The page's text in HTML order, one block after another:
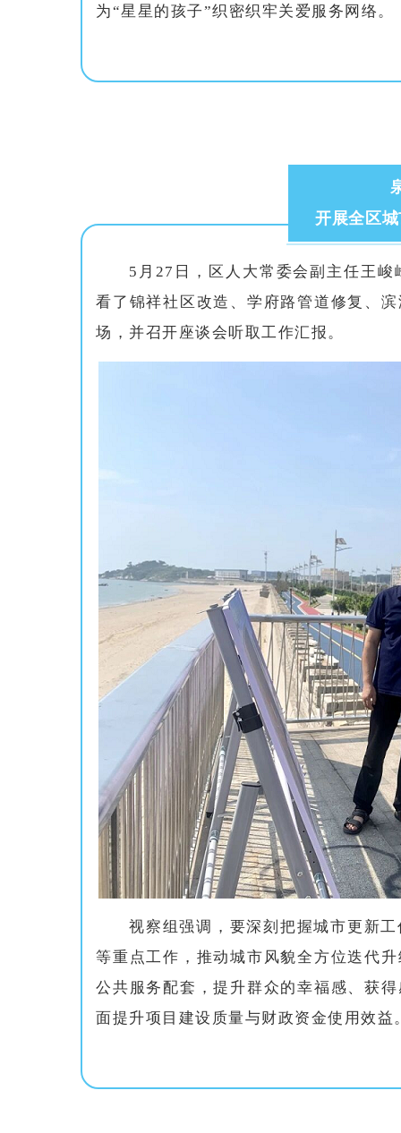
为“星星的孩子”织密织牢关爱服务网络。
开展全区
5月27日，区人大常委会副主任王
看了锦祥社区改造、学府路管道修复、
场，并召开座谈会听取工作汇报。
视察组强调，要深刻把握城市更新
等重点工作，推动城市风貌全方位迭代
公共服务配套，提升群众的幸福感、获
面提升项目建设质量与财政资金使用效益